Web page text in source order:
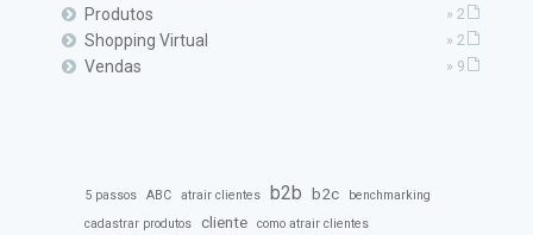
Produtos » 2
Shopping Virtual » 2
Vendas » 9
5 passos ABC atrair clientes b2b b2c
benchmarking
cadastrar produtos
cliente como atrair clientes